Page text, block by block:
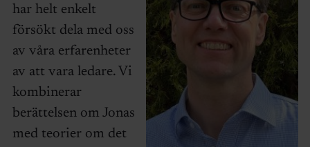
har helt enkelt
försökt dela med oss
av våra erfarenheter
av att vara ledare. Vi
kombinerar
berättelsen om Jonas
med teorier om det